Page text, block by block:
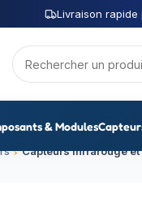
Livraison rapide
& Modules
Capteurs Infrarouge